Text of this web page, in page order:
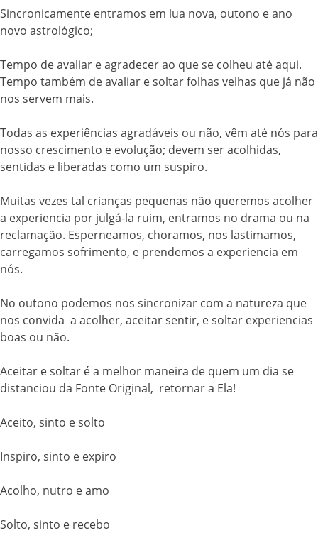
Sincronicamente entramos em lua nova, outono e ano
novo astrológico;
Tempo de avaliar e agradecer ao que se colheu até aqui.
Tempo também de avaliar e soltar folhas velhas que já não
nos servem mais.
Todas as experiências agradáveis ou não, vêm até nós para
nosso crescimento e evolução; devem ser acolhidas,
sentidas e liberadas como um suspiro.
Muitas vezes tal crianças pequenas não queremos acolher
a experiencia por julgá-la ruim, entramos no drama ou na
reclamação. Esperneamos, choramos, nos lastimamos,
carregamos sofrimento, e prendemos a experiencia em
nós.
No outono podemos nos sincronizar com a natureza que
nos convida a acolher, aceitar sentir, e soltar experiencias
boas ou não.
Aceitar e soltar é a melhor maneira de quem um dia se
distanciou da Fonte Original, retornar a Ela!
Aceito, sinto e solto
Inspiro, sinto e expiro
Acolho, nutro e amo
Solto, sinto e recebo